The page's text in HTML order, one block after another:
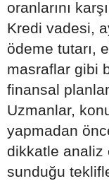
oranlarını
Kredi vadesi,
ödeme tutarı,
masraflar gibi
finansal
Uzmanlar,
yapmadan
dikkatle analiz
sunduğu